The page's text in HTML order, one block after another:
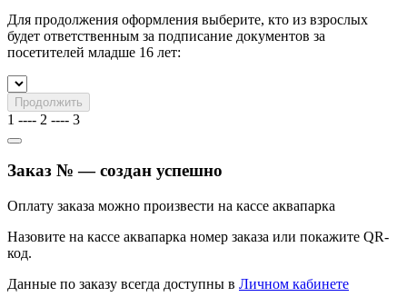
Для продолжения оформления выберите, кто из взрослых
будет ответственным за подписание документов за
посетителей младше 16 лет:
Продолжить
1 ---- 2 ---- 3
Заказ № — создан успешно
Оплату заказа можно произвести на кассе аквапарка
Назовите на кассе аквапарка номер заказа или покажите QR-
код.
Данные по заказу всегда доступны в Личном кабинете